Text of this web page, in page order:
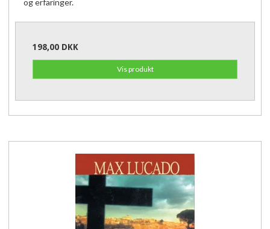
og erfaringer.
198,00 DKK
Vis produkt